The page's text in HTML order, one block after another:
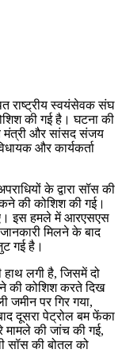
राष्ट्रीय स्वयंसेवक संघ
की गई है। घटना की
मंत्री और सांसद संजय
और कार्यकर्ता
के द्वारा सॉस की
की कोशिश की गई।
इस हमले में आरएसएस
मिलने के बाद
गई है।
हाथ लगी है, जिसमें दो
की कोशिश करते दिख
पर गिर गया,
दूसरा पेट्रोल बम फेंका
मामले की जांच की गई,
सॉस की बोतल को